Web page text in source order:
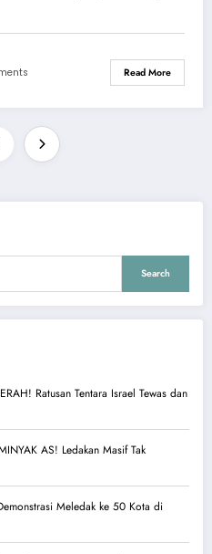
Read More
Search
Ratusan Tentara Israel Tewas dan
AS! Ledakan Masif Tak
Meledak ke 50 Kota di